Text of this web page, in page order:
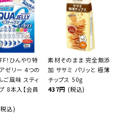
！ひんやり特
ゼリー 4つの
ご風味 スティ
8本入【会員
込)
素材そのまま 完全無添
加 ササミ パリッと 極薄
チップス 50g
437円 (税込)